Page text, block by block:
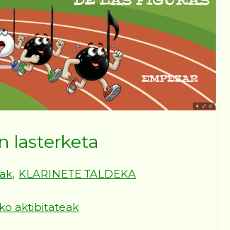
lasterketa
, KLARINETE TALDEKA
aktibitateak